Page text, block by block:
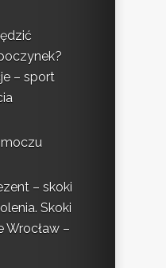
– sport
moczu
– skoki
Skoki
–